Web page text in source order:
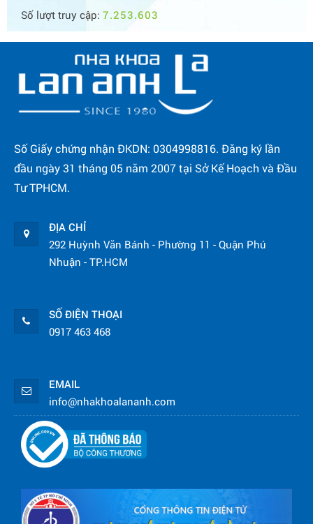
Số lượt truy cập: 7.253.603
Số Giấy chứng nhận ĐKDN: 0304998816. Đăng ký lần
đầu ngày 31 tháng 05 năm 2007 tại Sở Kế Hoạch và Đầu
Tư TPHCM.
ĐỊA CHỈ
292 Huỳnh Văn Bánh - Phường 11 - Quận Phú
Nhuận - TP.HCM
SỐ ĐIỆN THOẠI
0917 463 468
EMAIL
info@nhakhoalananh.com